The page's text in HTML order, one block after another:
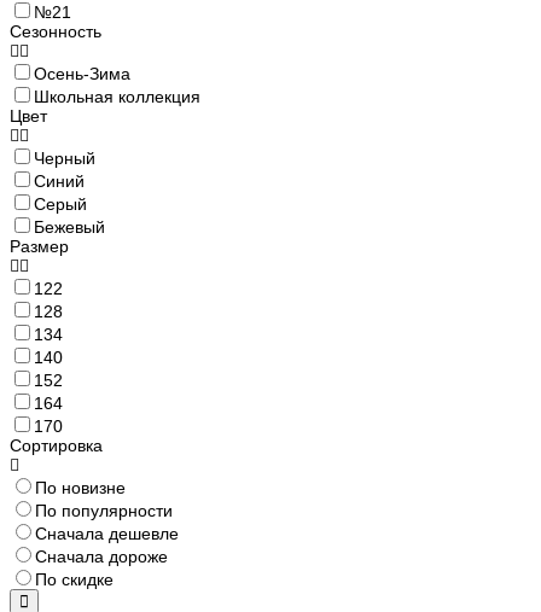
№21
Сезонность
Осень-Зима
Школьная коллекция
Цвет
Черный
Синий
Серый
Бежевый
Размер
122
128
134
140
152
164
170
Сортировка
По новизне
По популярности
Сначала дешевле
Сначала дороже
По скидке